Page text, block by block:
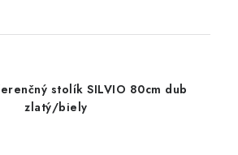
stolík SILVIO 80cm dub
zlatý/biely